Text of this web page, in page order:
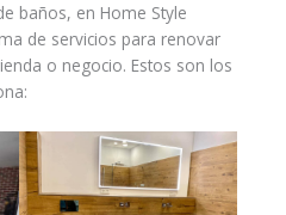
baños, en Home Style
de servicios para renovar
o negocio. Estos son los